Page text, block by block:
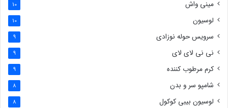
مینی واش 10
لوسیون 10
سرویس حوله نوزادی 9
نی نی لای لای 9
کرم مرطوب کننده 9
شامپو سر و بدن 8
لوسیون بیبی کوکول 8